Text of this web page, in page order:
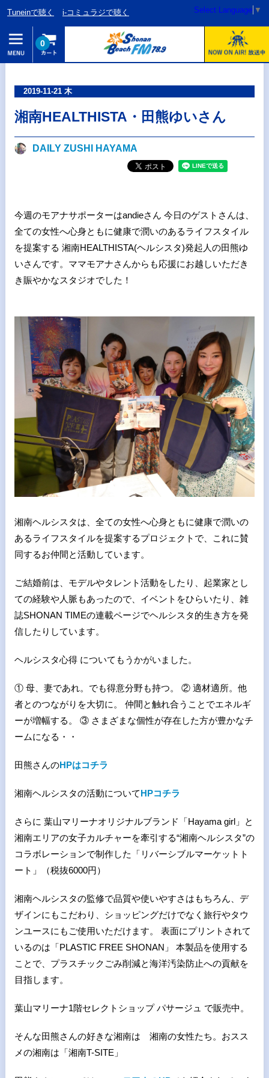
Tuneinで聴く i-コミュラジで聴く Select Language ▼
0
2019-11-21 木
湘南HEALTHISTA・田熊ゆいさん
DAILY ZUSHI HAYAMA
今週のモアナサポーターはandieさん 今日のゲストさんは、
全ての女性へ心身ともに健康で潤いのあるライフスタイル
を提案する 湘南HEALTHISTA(ヘルシスタ)発起人の田熊ゆ
いさんです。ママモアナさんからも応援にお越しいただき
き賑やかなスタジオでした！
湘南ヘルシスタは、全ての女性へ心身ともに健康で潤いの
あるライフスタイルを提案するプロジェクトで、これに賛
同するお仲間と活動しています。
ご結婚前は、モデルやタレント活動をしたり、起業家とし
ての経験や人脈もあったので、イベントをひらいたり、雑
誌SHONAN TIMEの連載ページでヘルシスタ的生き方を発
信したりしています。
ヘルシスタ心得 についてもうかがいました。
① 母、妻であれ。でも得意分野も持つ。 ② 適材適所。他
者とのつながりを大切に。 仲間と触れ合うことでエネルギ
ーが増幅する。 ③ さまざまな個性が存在した方が豊かなチ
ームになる・・
田熊さんのHPはコチラ
湘南ヘルシスタの活動についてHPコチラ
さらに 葉山マリーナオリジナルブランド「Hayama girl」と
湘南エリアの女子カルチャーを牽引する“湘南ヘルシスタ”の
コラボレーションで制作した「リバーシブルマーケットト
ート」（税抜6000円）
湘南ヘルシスタの監修で品質や使いやすさはもちろん、デ
ザインにもこだわり、ショッピングだけでなく旅行やタウ
ンユースにもご使用いただけます。 表面にプリントされて
いるのは「PLASTIC FREE SHONAN」 本製品を使用する
ことで、プラスチックごみ削減と海洋汚染防止への貢献を
目指します。
葉山マリーナ1階セレクトショップ パサージュ で販売中。
そんな田熊さんの好きな湘南は 湘南の女性たち。おスス
メの湘南は「湘南T-SITE」